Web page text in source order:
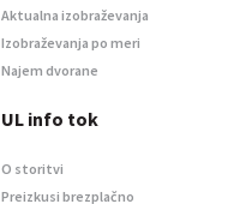
Aktualna izobraževanja
Izobraževanja po meri
Najem dvorane
UL info tok
O storitvi
Preizkusi brezplačno